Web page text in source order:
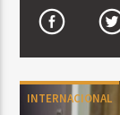
TITLE
INTERNACIONAL